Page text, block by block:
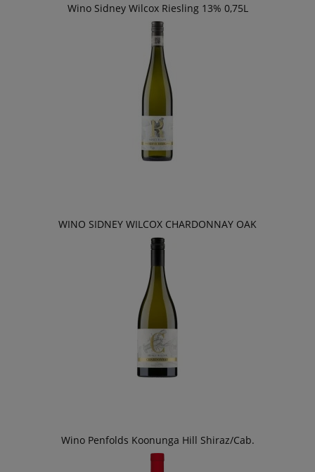
Wino Sidney Wilcox Riesling 13% 0,75L
WINO SIDNEY WILCOX CHARDONNAY OAK
Wino Penfolds Koonunga Hill Shiraz/Cab.